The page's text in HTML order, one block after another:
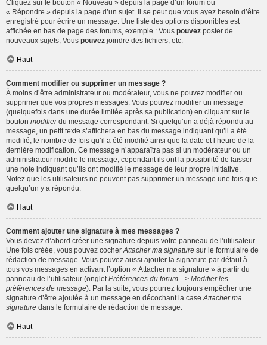
Cliquez sur le bouton « Nouveau » depuis la page d’un forum ou
« Répondre » depuis la page d’un sujet. Il se peut que vous ayez besoin d’être
enregistré pour écrire un message. Une liste des options disponibles est
affichée en bas de page des forums, exemple : Vous pouvez poster de
nouveaux sujets, Vous pouvez joindre des fichiers, etc.
Haut
Comment modifier ou supprimer un message ?
À moins d’être administrateur ou modérateur, vous ne pouvez modifier ou
supprimer que vos propres messages. Vous pouvez modifier un message
(quelquefois dans une durée limitée après sa publication) en cliquant sur le
bouton modifierdu message correspondant. Si quelqu’un a déjà répondu au
message, un petit texte s’affichera en bas du message indiquant qu’il a été
modifié, le nombre de fois qu’il a été modifié ainsi que la date et l’heure de la
dernière modification. Ce message n’apparaîtra pas si un modérateur ou un
administrateur modifie le message, cependant ils ont la possibilité de laisser
une note indiquant qu’ils ont modifié le message de leur propre initiative.
Notez que les utilisateurs ne peuvent pas supprimer un message une fois que
quelqu’un y a répondu.
Haut
Comment ajouter une signature à mes messages ?
Vous devez d’abord créer une signature depuis votre panneau de l’utilisateur.
Une fois créée, vous pouvez cocher Attacher ma signature sur le formulaire de
rédaction de message. Vous pouvez aussi ajouter la signature par défaut à
tous vos messages en activant l’option « Attacher ma signature » à partir du
panneau de l’utilisateur (onglet Préférences du forum --> Modifier les
préférences de message). Par la suite, vous pourrez toujours empêcher une
signature d’être ajoutée à un message en décochant la case Attacher ma
signature dans le formulaire de rédaction de message.
Haut